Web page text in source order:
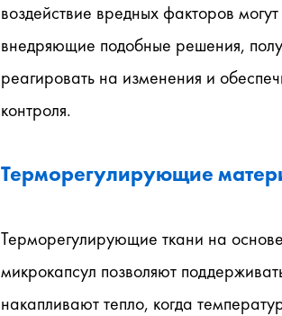
воздействие вредных факторов
внедряющие подобные решения,
реагировать на изменения и
контроля.
Терморегулирующие
Терморегулирующие ткани на
микрокапсул позволяют
накапливают тепло, когда